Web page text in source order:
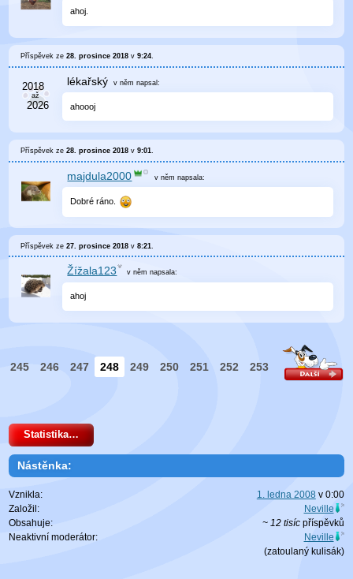
ahoj.
Příspěvek ze28. prosince 2018 v9:24.
lékařský v něm napsal:
ahoooj
Příspěvek ze28. prosince 2018 v9:01.
majdula2000 v něm napsala:
Dobré ráno.
Příspěvek ze27. prosince 2018 v8:21
Žížala123 v něm napsala:
ahoj
245 246 247 248 249 250 251 252 253
Statistika…
Nástěnka:
Vznikla: 1. ledna 2008 v 0:00
Založil:
Neville
Obsahuje:
~ 12 tisícpříspěvků
Neaktivní moderátor:
Neville
(zatoulaný kulisák)